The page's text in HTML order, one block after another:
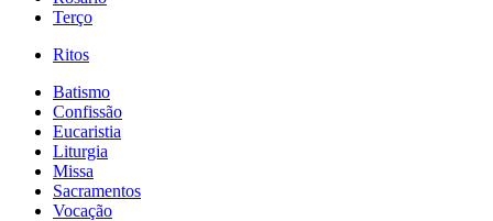
Terço
Ritos
Batismo
Confissão
Eucaristia
Liturgia
Missa
Sacramentos
Vocação